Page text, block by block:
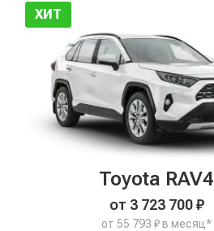
ХИТ
Toyota RAV4
от 3 723 700 ₽
от 55 793 ₽ в месяц*